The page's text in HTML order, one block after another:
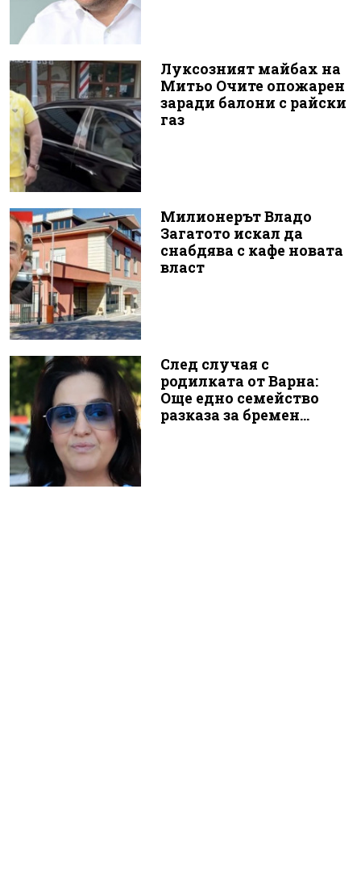
Луксозният майбах на
Митьо Очите опожарен
заради балони с райски
газ
Милионерът Владо
Загатото искал да
снабдява с кафе новата
власт
След случая с
родилката от Варна:
Още едно семейство
разказа за бремен...